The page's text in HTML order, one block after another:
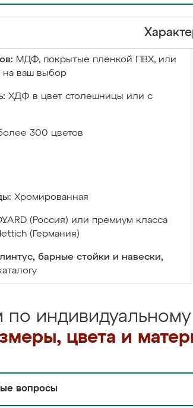
МДФ, покрытые плёнкой ПВХ, или
на ваш выбор
ХДФ в цвет столешницы или с
300 цветов
Хромированная
(Россия) или премиум класса
(Германия)
барные стойки и навески,
по
цвета и
вопросы